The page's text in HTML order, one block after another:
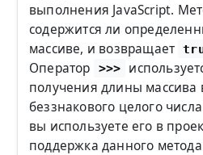
выполнения JavaScript.
содержится ли
массиве, и возвращает
Оператор
>>>
получения длины массива
беззнакового целого
вы используете его в
поддержка данного